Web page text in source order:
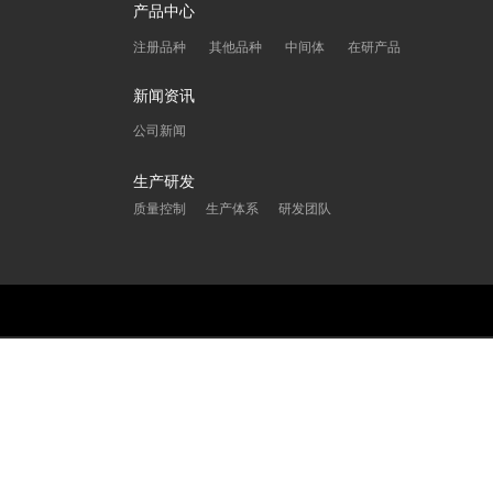
新闻资讯
注册品种 其他品种 中间体 在研产品
公司新闻
产品中心
生产研发
质量控制 生产体系 研发团队